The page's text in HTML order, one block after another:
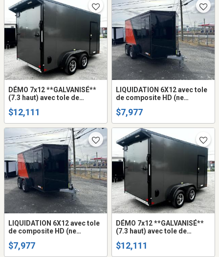
DÉMO 7x12 **GALVANISÉ**
(7.3 haut) avec tole de
pas) remorque fermée trailer
$12,111
LIQUIDATION 6X12 avec tole
de composite HD (ne
fermée trailer cargo fermer
+$$$)
$7,977
LIQUIDATION 6X12 avec tole
de composite HD (ne
fermée trailer cargo fermer
$7,977
DÉMO 7x12 **GALVANISÉ**
(7.3 haut) avec tole de
pas) remorque fermée trailer
$12,111